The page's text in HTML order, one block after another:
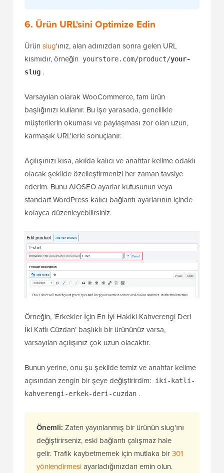
6. Ürün URL'sini Optimize Edin
Ürün slug'ınız, alan adınızdan sonra gelen URL
kısmıdır, örneğin
yourstore.com/product/your-
slug .
Varsayılan olarak WooCommerce, tam ürün
başlığınızı kullanır. Bu işe yarasada, genellikle
müşterilerin okuması ve paylaşması zor olan uzun,
karmaşık URL'lerle sonuçlanır.
Açılışınızı kısa, akılda kalıcı ve anahtar kelime odaklı
olacak şekilde özelleştirmenizi her zaman tavsiye
ederim. Bunu AIOSEO ayarlar kutusunun veya
standart WordPress kalıcı bağlantı ayarlarının içinde
kolayca düzenleyebilirsiniz.
Örneğin, ‘Erkekler İçin En İyi Hakiki Kahverengi Deri
İki Katlı Cüzdan’ başlıklı bir ürününüz varsa,
varsayılan açılışınız çok uzun olacaktır.
Bunun yerine, onu şu şekilde temiz ve anahtar kelime
açısından zengin bir şeye değiştirirdim: iki-katli-
kahverengi-erkek-deri-cuzdan .
Önemli: Zaten yayınlanmış bir ürünün slug'ını
değiştirirseniz, eski bağlantı çalışmaz hale
gelir. Trafik kaybetmemek için mutlaka bir301
yönlendirmesiayarladığınızdan emin olun.